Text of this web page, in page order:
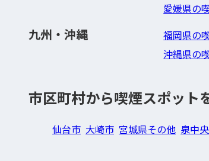
愛媛県の
九州・沖縄 福岡県の
沖縄県の
市区町村から喫煙スポット
仙台市 大崎市 宮城県その他 泉中央